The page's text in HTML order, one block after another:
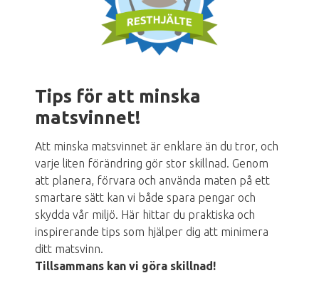
Tips för att minska
matsvinnet!
Att minska matsvinnet är enklare än du tror, och
varje liten förändring gör stor skillnad. Genom
att planera, förvara och använda maten på ett
smartare sätt kan vi både spara pengar och
skydda vår miljö. Här hittar du praktiska och
inspirerande tips som hjälper dig att minimera
ditt matsvinn.
Tillsammans kan vi göra skillnad!